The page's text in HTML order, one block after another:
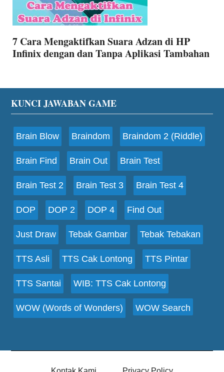
7 Cara Mengaktifkan Suara Adzan di HP
Infinix dengan dan Tanpa Aplikasi Tambahan
Footer
KUNCI JAWABAN GAME
Brain Blow Braindom Braindom 2 (Riddle)
Brain Find Brain Out Brain Test
Brain Test 2 Brain Test 3 Brain Test 4
DOP DOP 2 DOP 4 Find Out
Just Draw Tebak Gambar Tebak Tebakan
TTS Asli TTS Cak Lontong TTS Pintar
TTS Santai WIB: TTS Cak Lontong
WOW (Words of Wonders) WOW Search